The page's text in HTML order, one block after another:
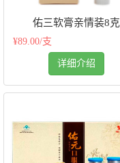
佑三软膏亲情装8克
¥89.00/支
详细介绍